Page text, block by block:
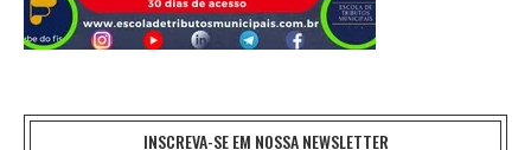
INSCREVA-SE EM NOSSA NEWSLETTER